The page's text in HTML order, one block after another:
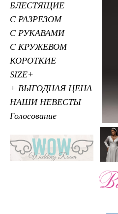
БЛЕСТЯЩИЕ
С РАЗРЕЗОМ
С РУКАВАМИ
С КРУЖЕВОМ
КОРОТКИЕ
SIZE+
+ ВЫГОДНАЯ ЦЕНА
НАШИ НЕВЕСТЫ
Голосование